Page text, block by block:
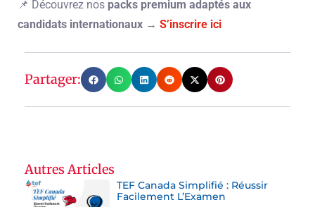
📌 Découvrez nos packs premium adaptés aux
candidats internationaux → S’inscrire ici
Partager:
Autres Articles
TEF Canada Simplifié : Réussir
Facilement L’Examen